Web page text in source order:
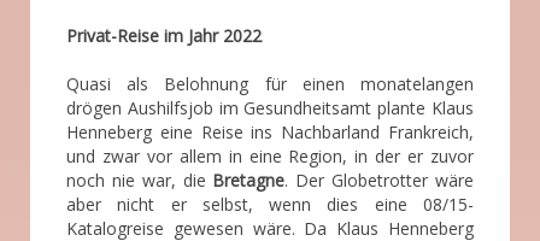
Privat-Reise im Jahr 2022
Quasi als Belohnung für einen monatelangen
drögen Aushilfsjob im Gesundheitsamt plante Klaus
Henneberg eine Reise ins Nachbarland Frankreich,
und zwar vor allem in eine Region, in der er zuvor
noch nie war, die Bretagne. Der Globetrotter wäre
aber nicht er selbst, wenn dies eine 08/15-
Katalogreise gewesen wäre. Da Klaus Henneberg